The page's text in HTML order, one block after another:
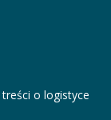
o logistyce